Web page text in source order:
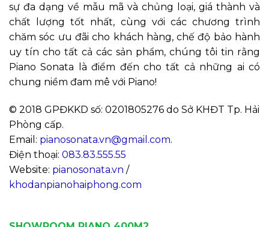
sự đa dạng về mẫu mã và chủng loại, giá thành và
chất lượng tốt nhất, cùng với các chương trình
chăm sóc ưu đãi cho khách hàng, chế độ bảo hành
uy tín cho tất cả các sản phẩm, chúng tôi tin rằng
Piano Sonata là điểm đến cho tất cả những ai có
chung niềm đam mê với Piano!
© 2018 GPĐKKD số: 0201805276 do Sở KHĐT Tp. Hải
Phòng cấp.
Email: pianosonata.vn@gmail.com.
Điện thoại: 083.83.555.55
Website: pianosonata.vn /
khodanpianohaiphong.com